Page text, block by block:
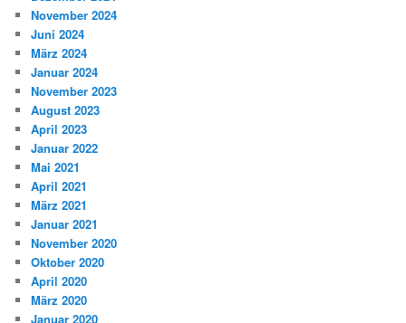
November 2024
Juni 2024
März 2024
Januar 2024
November 2023
August 2023
April 2023
Januar 2022
Mai 2021
April 2021
März 2021
Januar 2021
November 2020
Oktober 2020
April 2020
März 2020
Januar 2020